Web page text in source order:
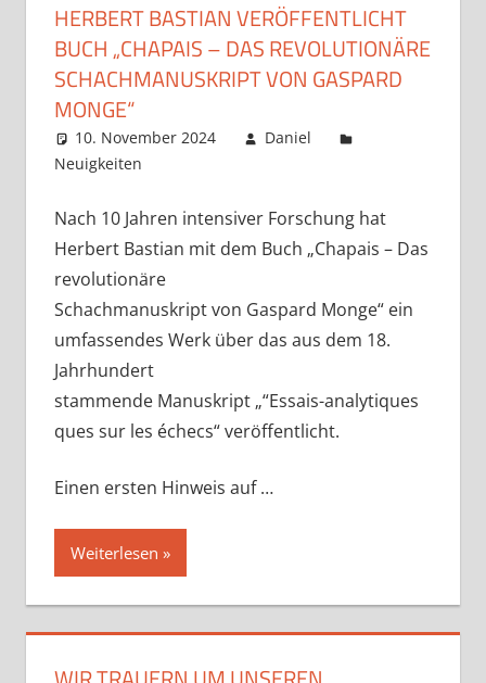
HERBERT BASTIAN VERÖFFENTLICHT
BUCH „CHAPAIS – DAS REVOLUTIONÄRE
SCHACHMANUSKRIPT VON GASPARD
MONGE“
10. November 2024
Daniel
Neuigkeiten
Nach 10 Jahren intensiver Forschung hat
Herbert Bastian mit dem Buch „Chapais – Das
revolutionäre
Schachmanuskript von Gaspard Monge“ ein
umfassendes Werk über das aus dem 18.
Jahrhundert
stammende Manuskript „“Essais-analytiques
ques sur les échecs“ veröffentlicht.
Einen ersten Hinweis auf …
Weiterlesen